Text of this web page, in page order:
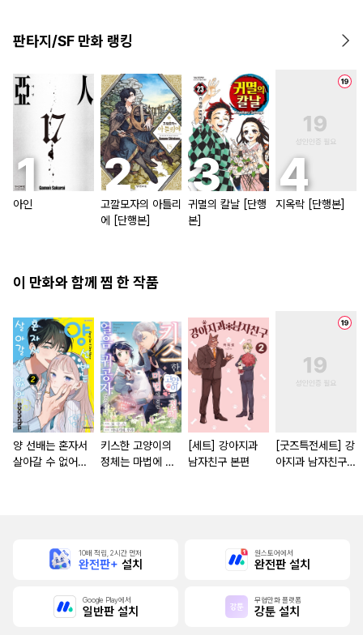
판타지/SF 만화 랭킹
아인
고깔모자의 아틀리
에 [단행본]
귀멸의 칼날 [단행
본]
지옥락 [단행본]
이 만화와 함께 찜 한 작품
양 선배는 혼자서
살아갈 수 없어
키스한 고양이의
정체는 마법에 걸
[세트] 강아지과
남자친구 본편
[굿즈특전세트] 강
아지과 남자친구
10배 적립, 2시간 먼저
완전판+ 설치
원스토어에서
완전판 설치
Google Play에서
일반판 설치
무협만화 플랫폼
강툰 설치